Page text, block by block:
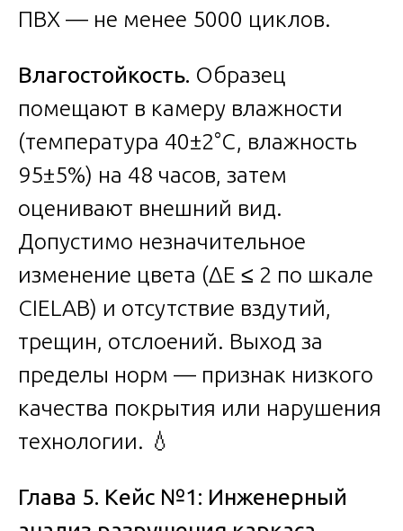
ПВХ — не менее 5000 циклов.
Влагостойкость. Образец
помещают в камеру влажности
(температура 40±2°C, влажность
95±5%) на 48 часов, затем
оценивают внешний вид.
Допустимо незначительное
изменение цвета (ΔE ≤ 2 по шкале
CIELAB) и отсутствие вздутий,
трещин, отслоений. Выход за
пределы норм — признак низкого
качества покрытия или нарушения
технологии. 💧
Глава 5. Кейс №1: Инженерный